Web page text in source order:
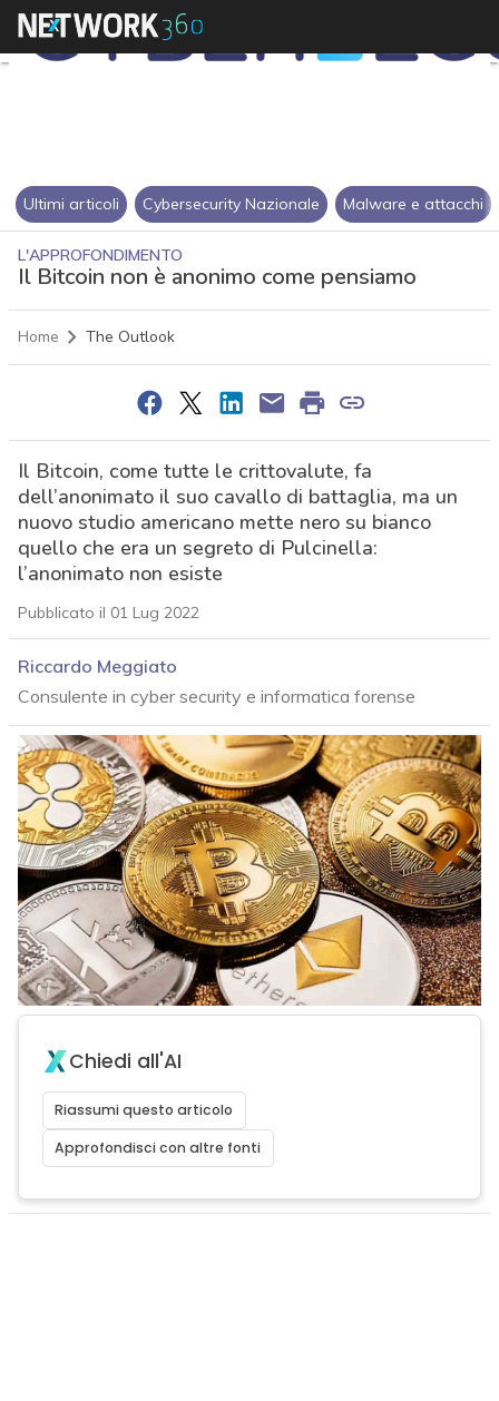
Ultimi articoli Cybersecurity Nazionale Malware e attacchi
L'APPROFONDIMENTO
Il Bitcoin non è anonimo come pensiamo
Home The Outlook
Il Bitcoin, come tutte le crittovalute, fa
dell’anonimato il suo cavallo di battaglia, ma un
nuovo studio americano mette nero su bianco
quello che era un segreto di Pulcinella:
l’anonimato non esiste
Pubblicato il 01 Lug 2022
Riccardo Meggiato
Consulente in cyber security e informatica forense
Chiedi all'AI
Riassumi questo articolo
Approfondisci con altre fonti